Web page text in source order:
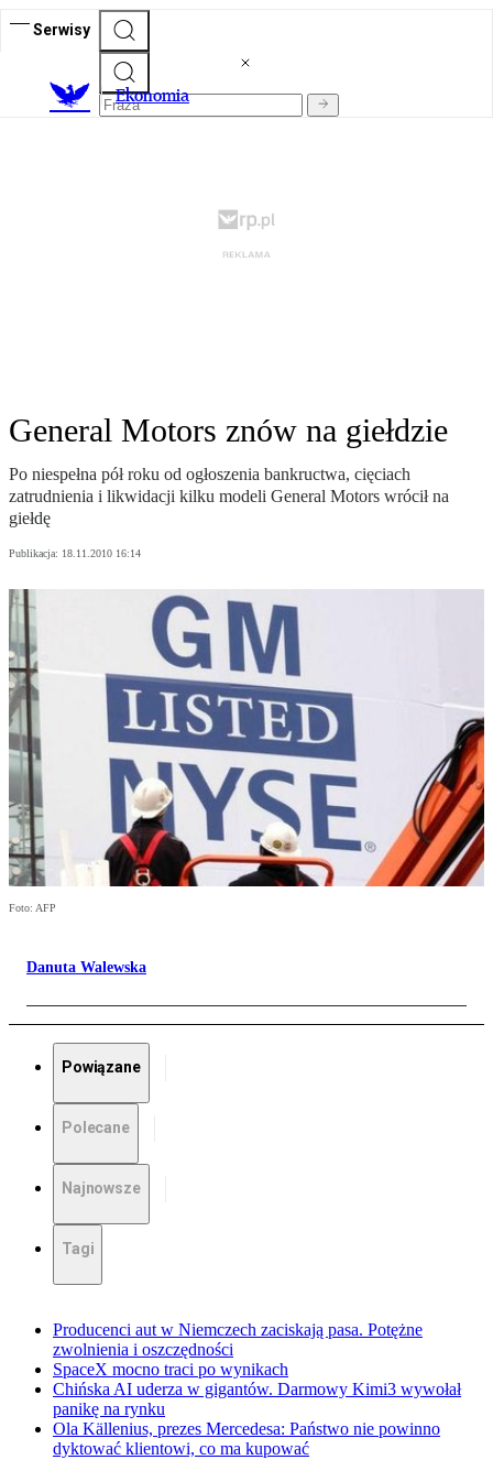
Serwisy
Ekonomia
General Motors znów na giełdzie
Po niespełna pół roku od ogłoszenia bankructwa, cięciach
zatrudnienia i likwidacji kilku modeli General Motors wrócił na
giełdę
Publikacja: 18.11.2010 16:14
Foto: AFP
Danuta Walewska
Powiązane
Polecane
Najnowsze
Tagi
Producenci aut w Niemczech zaciskają pasa. Potężne
zwolnienia i oszczędności
SpaceX mocno traci po wynikach
Chińska AI uderza w gigantów. Darmowy Kimi3 wywołał
panikę na rynku
Ola Källenius, prezes Mercedesa: Państwo nie powinno
dyktować klientowi, co ma kupować